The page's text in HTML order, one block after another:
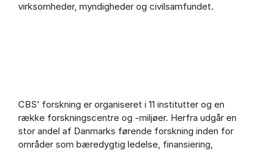
virksomheder, myndigheder og civilsamfundet.
CBS’ forskning er organiseret i 11 institutter og en
række forskningscentre og -miljøer. Herfra udgår en
stor andel af Danmarks førende forskning inden for
områder som bæredygtig ledelse, finansiering,